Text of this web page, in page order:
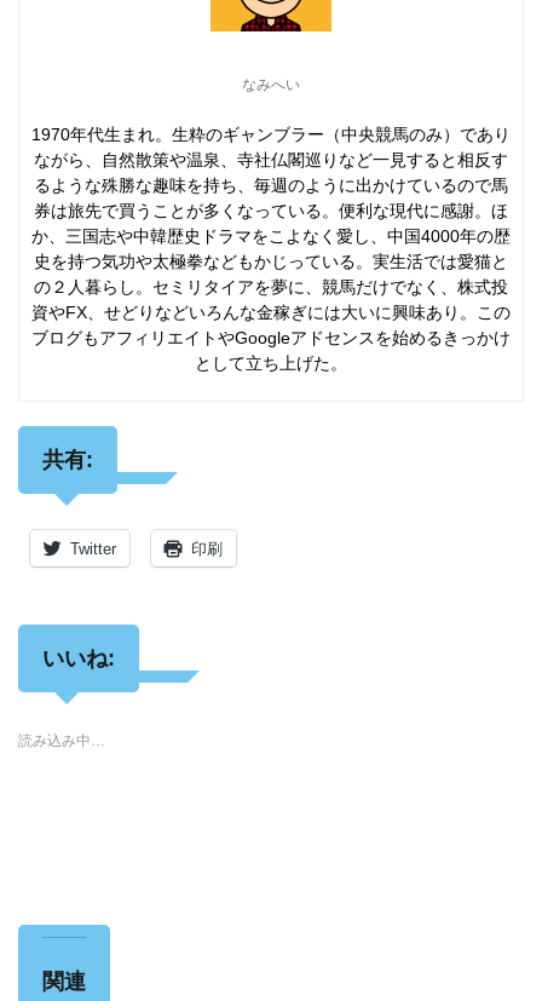
なみへい
1970年代生まれ。生粋のギャンブラー（中央競馬のみ）であり
ながら、自然散策や温泉、寺社仏閣巡りなど一見すると相反す
るような殊勝な趣味を持ち、毎週のように出かけているので馬
券は旅先で買うことが多くなっている。便利な現代に感謝。ほ
か、三国志や中韓歴史ドラマをこよなく愛し、中国4000年の歴
史を持つ気功や太極拳などもかじっている。実生活では愛猫と
の２人暮らし。セミリタイアを夢に、競馬だけでなく、株式投
資やFX、せどりなどいろんな金稼ぎには大いに興味あり。この
ブログもアフィリエイトやGoogleアドセンスを始めるきっかけ
として立ち上げた。
共有:
Twitter 印刷
いいね:
読み込み中…
関連